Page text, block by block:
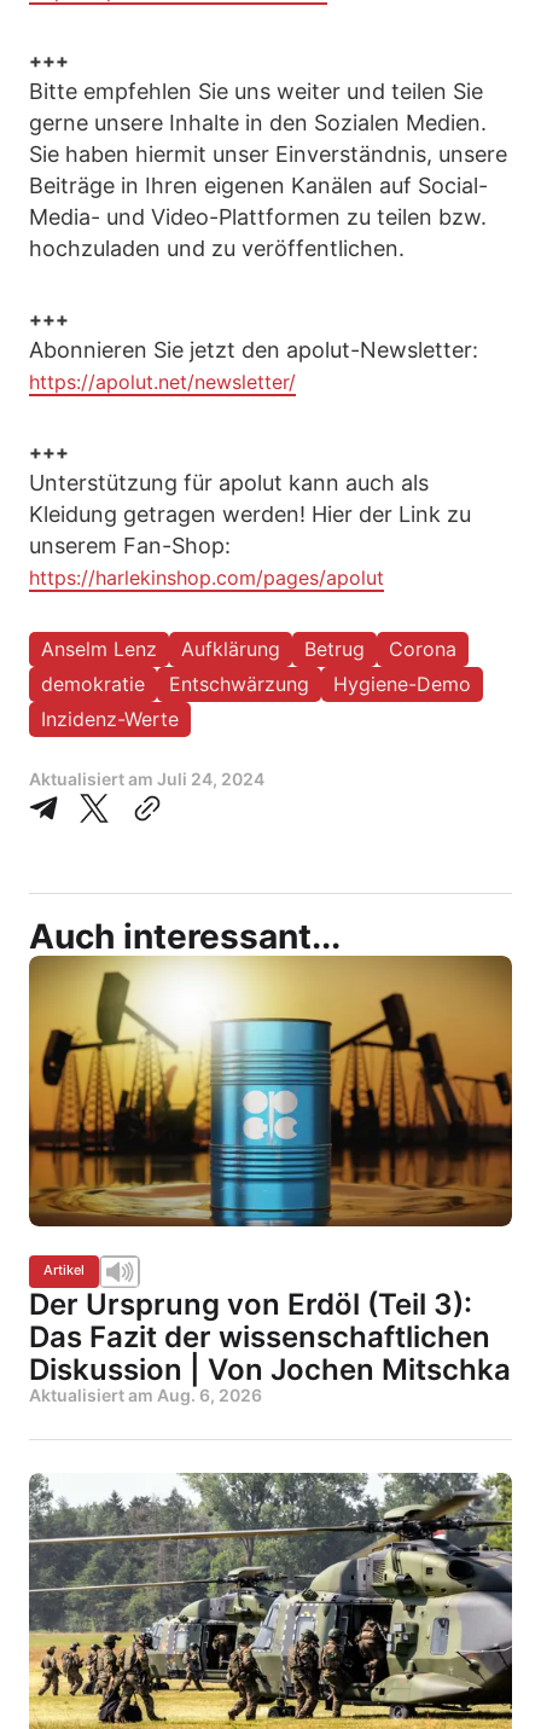
+++
Bitte empfehlen Sie uns weiter und teilen Sie
gerne unsere Inhalte in den Sozialen Medien.
Sie haben hiermit unser Einverständnis, unsere
Beiträge in Ihren eigenen Kanälen auf Social-
Media- und Video-Plattformen zu teilen bzw.
hochzuladen und zu veröffentlichen.
+++
Abonnieren Sie jetzt den apolut-Newsletter:
https://apolut.net/newsletter/
+++
Unterstützung für apolut kann auch als
Kleidung getragen werden! Hier der Link zu
unserem Fan-Shop:
https://harlekinshop.com/pages/apolut
Anselm Lenz Aufklärung Betrug
Corona
demokratie
Entschwärzung
Hygiene-Demo
Inzidenz-Werte
Aktualisiert am Juli 24, 2024
Auch interessant...
Artikel
Der Ursprung von Erdöl (Teil 3):
Das Fazit der wissenschaftlichen
Diskussion | Von Jochen Mitschka
Aktualisiert am Aug. 6, 2026